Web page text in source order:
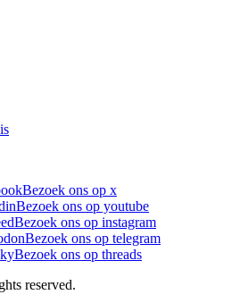
Bezoek ons op x
Bezoek ons op youtube
Bezoek ons op instagram
Bezoek ons op telegram
Bezoek ons op threads
reserved.